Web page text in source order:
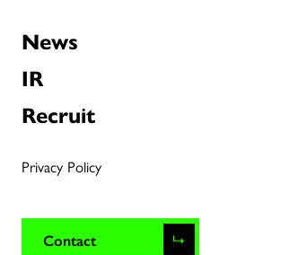
News
IR
Recruit
Privacy Policy
Contact